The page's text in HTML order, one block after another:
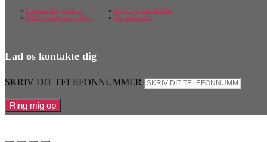
» Lavspændingskabler
» Mellemspændingskabler
» Styre- og multikabler
» Gummikabler
Lad os kontakte dig
SKRIV DIT TELEFONNUMMER
Ring mig op